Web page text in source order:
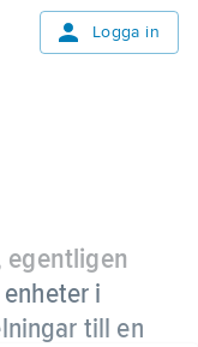
Logga in
egentligen
i
till en